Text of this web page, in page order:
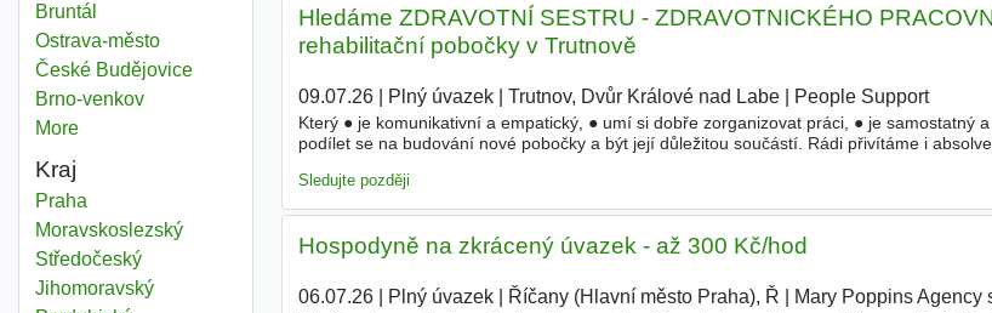
Místo částečný úvazek
Bruntál
Místo částečný úvazek
Ostrava-městoOkres
Místo částečný úvazek
České BudějoviceOkres
Místo částečný úvazek
Brno-venkovOkres
Moredistricts
Kraj
Místo částečný úvazek
Praha
Místo částečný úvazek
MoravskoslezskýKraj
Místo částečný úvazek
StředočeskýKraj
Místo částečný úvazek
JihomoravskýKraj
Hledáme ZDRAVOTNÍ SESTRU - ZDRAVOTNICKÉHO
rehabilitační pobočky v Trutnově
09.07.26| Plný úvazek| Trutnov, Dvůr Králové nad Labe| People Support|
Který ● je komunikativní a empatický, ● umí si dobře zorganizovat práci, ● je samostatný
podílet se na budování nové pobočky a být její důležitou součástí. Rádi přivítáme i
Sledujte později
Hospodyně na zkrácený úvazek - až 300 Kč/hod
06.07.26| Plný úvazek| Říčany (Hlavní město Praha), Ř Mary Poppins Agency